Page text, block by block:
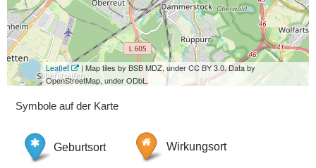
Leaflet
| Map tiles by BSB MDZ, under CC BY 3.0. Data by
OpenStreetMap, under ODbL.
Symbole auf der Karte
Geburtsort Wirkungsort